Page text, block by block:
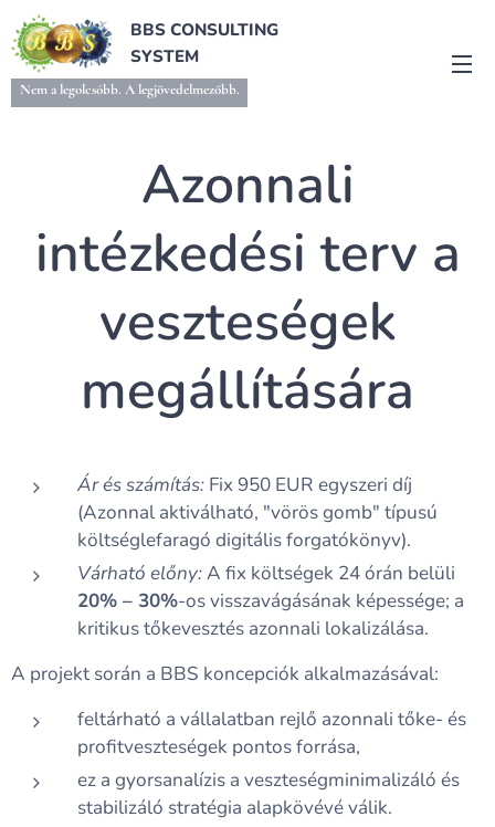
BBS CONSULTING
SYSTEM
Nem a legolcsóbb. A legjövedelmezőbb.
Azonnali
intézkedési terv a
veszteségek
megállítására
Ár és számítás: Fix 950 EUR egyszeri díj
(Azonnal aktiválható, "vörös gomb" típusú
költséglefaragó digitális forgatókönyv).
Várható előny:A fix költségek 24 órán belüli
20% – 30%-os visszavágásának képessége; a
kritikus tőkevesztés azonnali lokalizálása.
A projekt során a BBS koncepciók alkalmazásával:
feltárható a vállalatban rejlő azonnali tőke- és
profitveszteségek pontos forrása,
ez a gyorsanalízis a veszteségminimalizáló és
stabilizáló stratégia alapkövévé válik.